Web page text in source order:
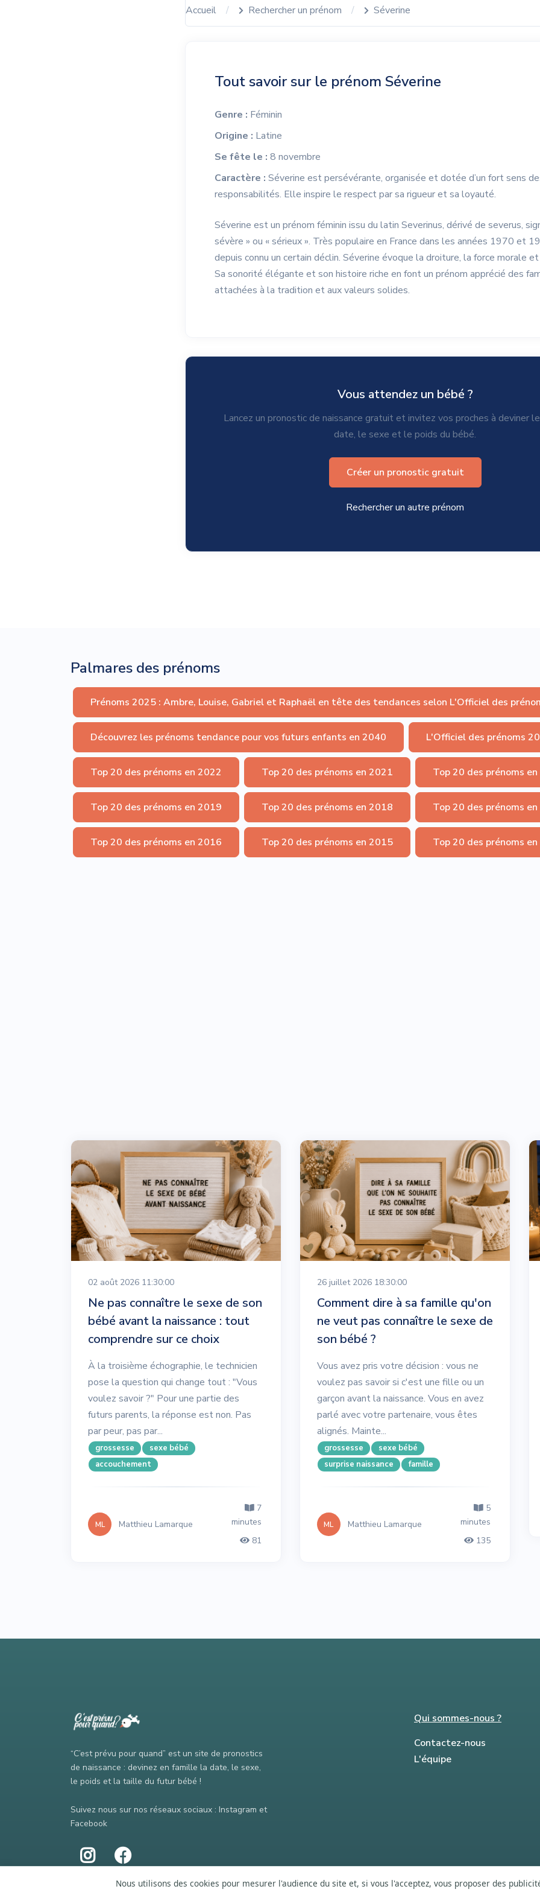
Accueil Rechercher un prénom Séverine
Tout savoir sur le prénom Séverine
Genre : Féminin
Origine : Latine
Se fête le : 8 novembre
Caractère : Séverine est persévérante, organisée et dotée d’un fort sens
responsabilités. Elle inspire le respect par sa rigueur et sa loyauté.
Séverine est un prénom féminin issu du latin Severinus, dérivé de severus,
sévère » ou « sérieux ». Très populaire en France dans les années 1970 et
depuis connu un certain déclin. Séverine évoque la droiture, la force morale
Sa sonorité élégante et son histoire riche en font un prénom apprécié des
attachées à la tradition et aux valeurs solides.
Vous attendez un bébé ?
Lancez un pronostic de naissance gratuit et invitez vos proches à deviner
date, le sexe et le poids du bébé.
Créer un pronostic gratuit
Rechercher un autre prénom
Palmares des prénoms
Prénoms 2025 : Ambre, Louise, Gabriel et Raphaël en tête des tendances selon L'Officiel des
Découvrez les prénoms tendance pour vos futurs enfants en 2040 L'Officiel des prénoms
Top 20 des prénoms en 2022 Top 20 des prénoms en 2021 Top 20 des prénoms
Top 20 des prénoms en 2019 Top 20 des prénoms en 2018 Top 20 des prénoms
Top 20 des prénoms en 2016 Top 20 des prénoms en 2015 Top 20 des prénoms
02 août 2026 11:30:00
Ne pas connaître le sexe de son
bébé avant la naissance : tout
comprendre sur ce choix
À la troisième échographie, le technicien
pose la question qui change tout : "Vous
voulez savoir ?" Pour une partie des
futurs parents, la réponse est non. Pas
par peur, pas par...
grossesse
sexe bébé
accouchement
ML Matthieu Lamarque
7
minutes
81
26 juillet 2026 18:30:00
Comment dire à sa famille qu'on
ne veut pas connaître le sexe de
son bébé ?
Vous avez pris votre décision : vous ne
voulez pas savoir si c'est une fille ou un
garçon avant la naissance. Vous en avez
parlé avec votre partenaire, vous êtes
alignés. Mainte...
grossesse
sexe bébé
surprise naissance
famille
ML Matthieu Lamarque
5
minutes
135
“C’est prévu pour quand” est un site de pronostics
de naissance : devinez en famille la date, le sexe,
le poids et la taille du futur bébé !
Suivez nous sur nos réseaux sociaux : Instagram et
Facebook
Qui sommes-nous ?
Contactez-nous
L'équipe
Nous utilisons des cookies pour mesurer l'audience du site et, si vous l'acceptez, vous proposer des